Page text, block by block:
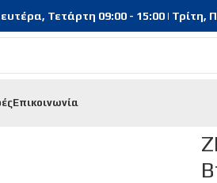
Τετάρτη 09:00 - 15:00 | Τρίτη,
Επικοινωνία